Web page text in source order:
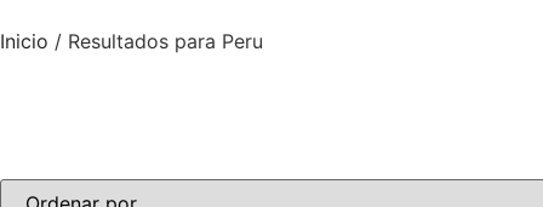
Inicio / Resultados para Peru